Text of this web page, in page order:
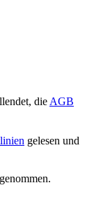
die AGB
gelesen und